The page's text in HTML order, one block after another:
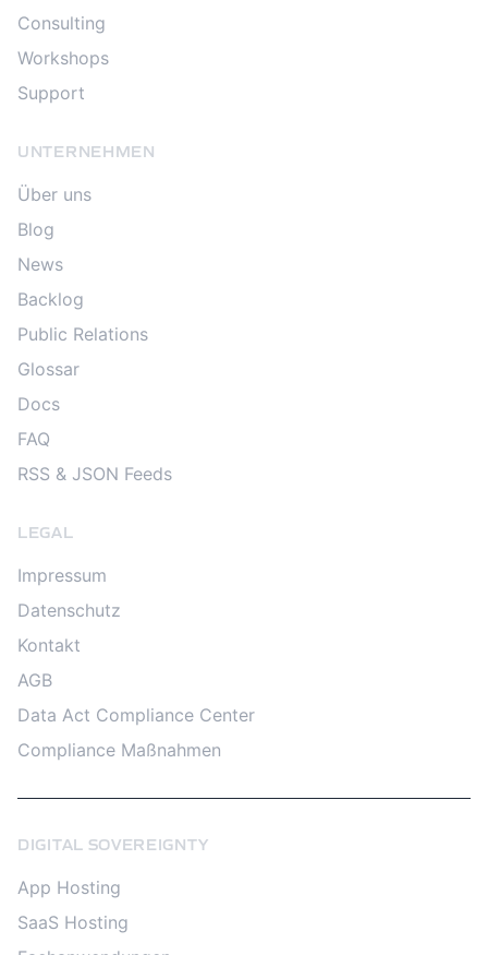
Consulting
Workshops
Support
UNTERNEHMEN
Über uns
Blog
News
Backlog
Public Relations
Glossar
Docs
FAQ
RSS & JSON Feeds
LEGAL
Impressum
Datenschutz
Kontakt
AGB
Data Act Compliance Center
Compliance Maßnahmen
DIGITAL SOVEREIGNTY
App Hosting
SaaS Hosting